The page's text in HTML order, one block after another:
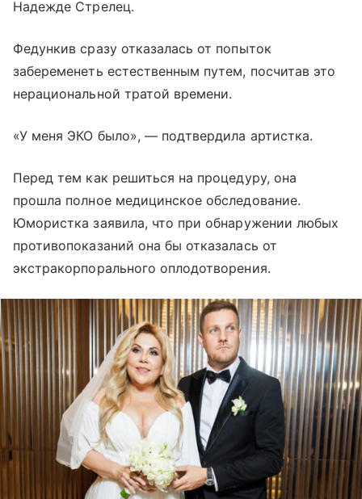
Надежде Стрелец.
Федункив сразу отказалась от попыток
забеременеть естественным путем, посчитав это
нерациональной тратой времени.
«У меня ЭКО было», — подтвердила артистка.
Перед тем как решиться на процедуру, она
прошла полное медицинское обследование.
Юмористка заявила, что при обнаружении любых
противопоказаний она бы отказалась от
экстракорпорального оплодотворения.